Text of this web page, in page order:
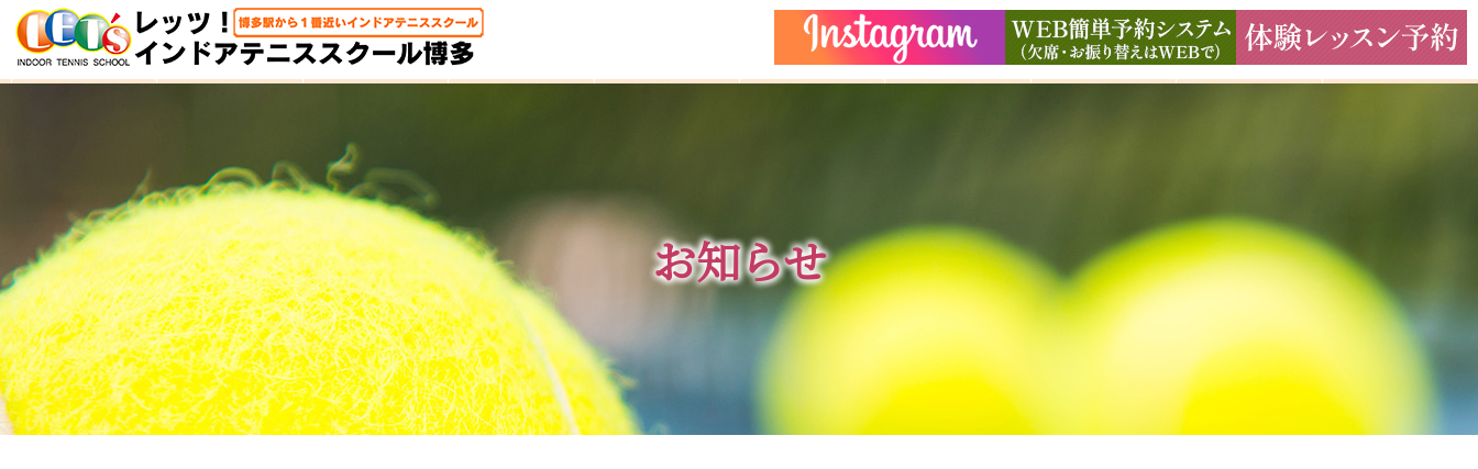
HOME 体験レッスン 大人クラス 子どもクラス イベント 施設ガイド ギャラリー アクセス よくある質問
お知らせ